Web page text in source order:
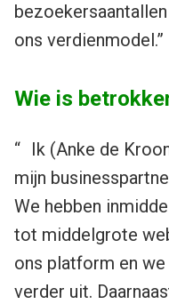
ons verdienmodel.”
Wie is
“ Ik (Anke de
mijn
We hebben
tot middelgrote
ons platform en
verder uit.